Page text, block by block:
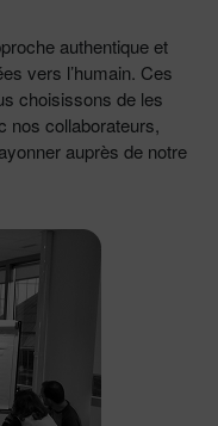
authentique et
vers l’humain. Ces
choisissons de les
nos collaborateurs,
auprès de notre